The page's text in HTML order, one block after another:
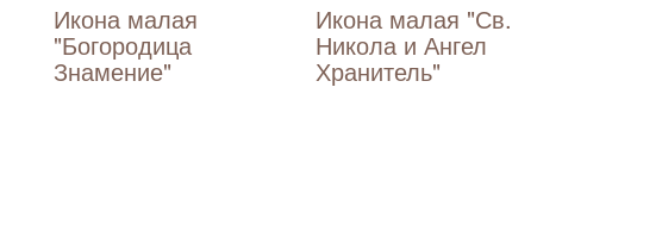
Икона малая
"Богородица
Знамение"
Икона малая "Св.
Никола и Ангел
Хранитель"